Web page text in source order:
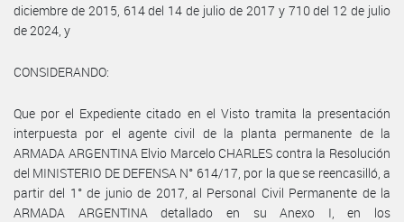
diciembre de 2015, 614 del 14 de julio de 2017 y 710 del 12 de julio
de 2024, y
CONSIDERANDO:
Que por el Expediente citado en el Visto tramita la presentación
interpuesta por el agente civil de la planta permanente de la
ARMADA ARGENTINA Elvio Marcelo CHARLES contra la Resolución
del MINISTERIO DE DEFENSA N° 614/17, por la que se reencasilló, a
partir del 1° de junio de 2017, al Personal Civil Permanente de la
ARMADA ARGENTINA detallado en su Anexo I, en los